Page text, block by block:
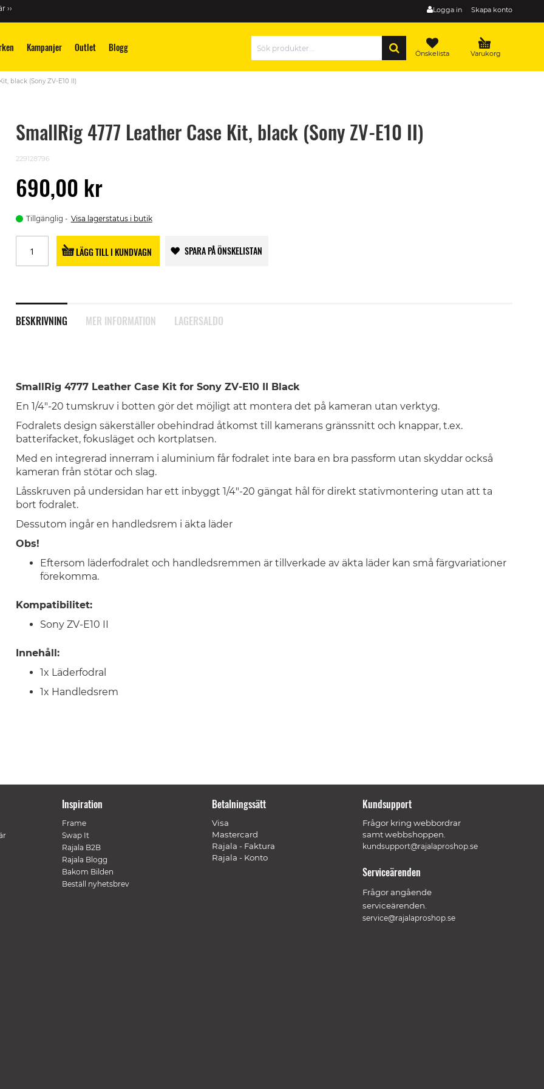
Logga in Skapa konto
››
Kampanjer Outlet Blogg Varukorg
Önskelista
black (Sony ZV-E10 II)
SmallRig 4777 Leather Case Kit, black (Sony ZV-E10 II)
229128796
690,00 kr
Tillgänglig Visa lagerstatus i butik
LÄGG TILL I KUNDVAGN SPARA PÅ ÖNSKELISTAN
BESKRIVNING
SmallRig 4777 Leather Case Kit for Sony ZV-E10 II Black
En 1/4"-20 tumskruv i botten gör det möjligt att montera det på kameran utan verktyg.
Fodralets design säkerställer obehindrad åtkomst till kamerans gränssnitt och knappar, t.ex.
batterifacket, fokusläget och kortplatsen.
Med en integrerad innerram i aluminium får fodralet inte bara en bra passform utan skyddar också
kameran från stötar och slag.
Låsskruven på undersidan har ett inbyggt 1/4"-20 gängat hål för direkt stativmontering utan att ta
bort fodralet.
Dessutom ingår en handledsrem i äkta läder
Obs!
Eftersom läderfodralet och handledsremmen är tillverkade av äkta läder kan små färgvariationer
förekomma.
Kompatibilitet:
Sony ZV-E10 II
Innehåll:
1x Läderfodral
1x Handledsrem
MER INFORMATION LAGERSALDO
Inspiration
Frame
Swap It
Rajala B2B
Rajala Blogg
Bakom Bilden
Beställ nyhetsbrev
Betalningssätt
Visa
Mastercard
Rajala - Faktura
Rajala - Konto
Kundsupport
Frågor kring webbordrar
samt webbshoppen.
kundsupport@rajalaproshop.se
Serviceärenden
Frågor angående
serviceärenden.
service@rajalaproshop.se